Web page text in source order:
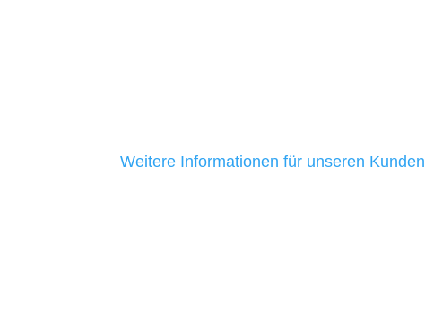
Weitere Informationen für unseren Kunden